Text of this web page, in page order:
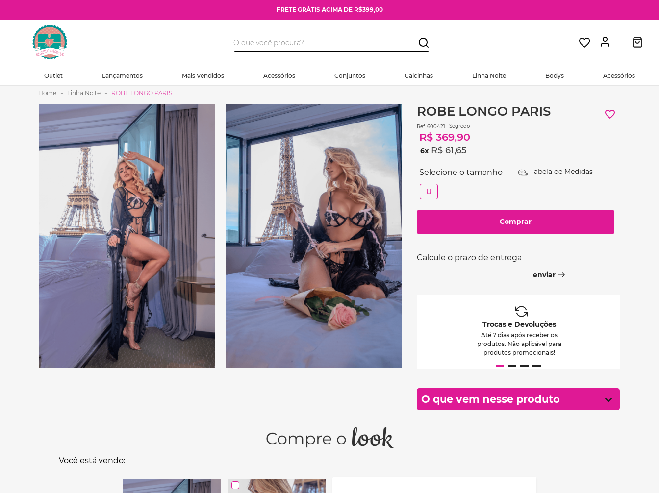
FRETE GRÁTIS ACIMA DE R$399,00
Outlet Lançamentos Mais Vendidos Acessórios Conjuntos Calcinhas Linha Noite Bodys Acessórios
Linha Noite ROBE LONGO PARIS
ROBE LONGO PARIS
: 600421 | Segredo
R$ 369,90
6 R$ 61,65
U
Tabela de Medidas
Comprar
Calcule o prazo de entrega
Trocas e Devoluções
Até 7 dias após receber os
produtos. Não aplicável para
produtos promocionais!
O que vem nesse produto
Você está vendo: